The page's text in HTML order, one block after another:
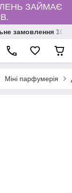
ЗАЙМАЄ
замовлення
Міні парфумерія